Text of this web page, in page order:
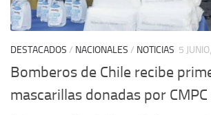
DESTACADOS / NACIONALES / NOTICIAS 5
Bomberos de Chile recibe
mascarillas donadas por